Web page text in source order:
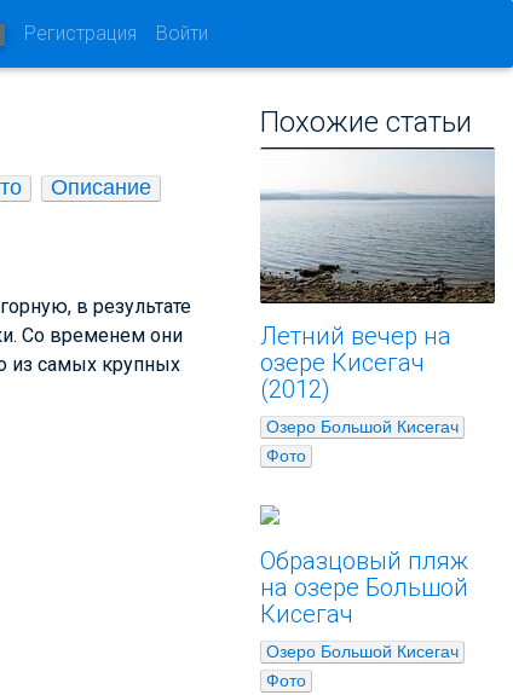
Регистрация Войти
Описание
в результате
Со временем они
из самых крупных
Похожие статьи
Летний вечер на
озере Кисегач
(2012)
Озеро Большой Кисегач
Фото
Образцовый пляж
на озере Большой
Кисегач
Озеро Большой Кисегач
Фото